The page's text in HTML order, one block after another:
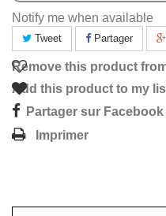
Notify me when available
Tweet Partager
Remove this product
Add this product to my
Partager sur Facebook
Imprimer